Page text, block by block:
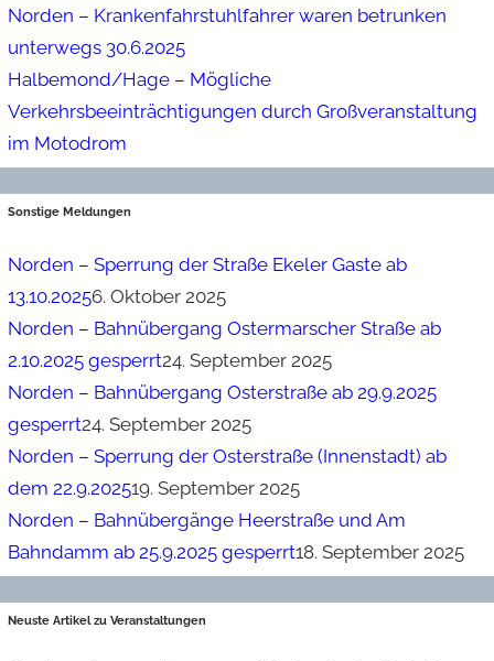
Norden – Krankenfahrstuhlfahrer waren betrunken
unterwegs 30.6.2025
Halbemond/Hage – Mögliche
Verkehrsbeeinträchtigungen durch Großveranstaltung
im Motodrom
Sonstige Meldungen
Norden – Sperrung der Straße Ekeler Gaste ab
13.10.20256. Oktober 2025
Norden – Bahnübergang Ostermarscher Straße ab
2.10.2025 gesperrt24. September 2025
Norden – Bahnübergang Osterstraße ab 29.9.2025
gesperrt24. September 2025
Norden – Sperrung der Osterstraße (Innenstadt) ab
dem 22.9.202519. September 2025
Norden – Bahnübergänge Heerstraße und Am
Bahndamm ab 25.9.2025 gesperrt18. September 2025
Neuste Artikel zu Veranstaltungen